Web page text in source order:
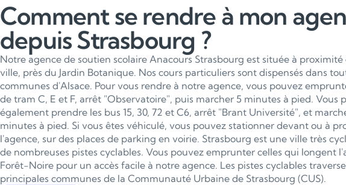
Comment se rendre à mon
depuis Strasbourg ?
Notre agence de soutien scolaire Anacours Strasbourg est située à
ville, près du Jardin Botanique. Nos cours particuliers sont dispensés dans
communes d'Alsace. Pour vous rendre à notre agence, vous pouvez
de tram C, E et F, arrêt "Observatoire", puis marcher 5 minutes à pied. Vous
également prendre les bus 15, 30, 72 et C6, arrêt "Brant Université", et
minutes à pied. Si vous êtes véhiculé, vous pouvez stationner devant ou à
l'agence, sur des places de parking en voirie. Strasbourg est une ville très
de nombreuses pistes cyclables. Vous pouvez emprunter celles qui longent
Forêt-Noire pour un accès facile à notre agence. Les pistes cyclables
principales communes de la Communauté Urbaine de Strasbourg (CUS).